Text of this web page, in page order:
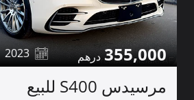
355,000
2023
مرسيدس S400 للبيع